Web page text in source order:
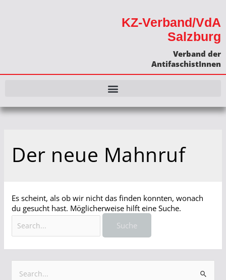
KZ-Verband/VdA
Salzburg
Verband der
AntifaschistInnen
Der neue Mahnruf
Es scheint, als ob wir nicht das finden konnten, wonach
du gesucht hast. Möglicherweise hilft eine Suche.